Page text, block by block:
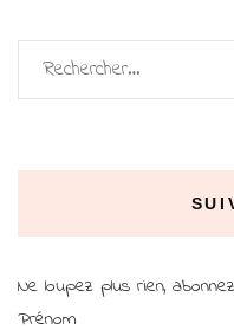
Rechercher :
Ne loupez plus rien,
Prénom